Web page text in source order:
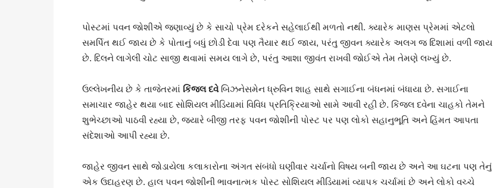
પોસ્ટમાં પવન જોશીએ જણાવ્યું છે કે સાચો પ્રેમ દરેકને સહેલાઈથી મળતો નથી. ક્યારેક માણસ પ્રેમમાં એટલો
સમર્પિત થઈ જાય છે કે પોતાનું બધું છોડી દેવા પણ તૈયાર થઈ જાય, પરંતુ જીવન ક્યારેક અલગ જ દિશામાં વળી જાય
છે. દિલને લાગેલી ચોટ સાજી થવામાં સમય લાગે છે, પરંતુ આશા જીવંત રાખવી જોઈએ તેમ તેમણે લખ્યું છે.
ઉલ્લેખનીય છે કે તાજેતરમાં કિંજલ દવેબિઝનેસમેન ધ્રુવિન શાહ સાથે સગાઈના બંધનમાં બંધાયા છે. સગાઈના
સમાચાર જાહેર થયા બાદ સોશિયલ મીડિયામાં વિવિધ પ્રતિક્રિયાઓ સામે આવી રહી છે. કિંજલ દવેના ચાહકો તેમને
શુભેચ્છાઓ પાઠવી રહ્યા છે, જ્યારે બીજી તરફ પવન જોશીની પોસ્ટ પર પણ લોકો સહાનુભૂતિ અને હિંમત આપતા
સંદેશાઓ આપી રહ્યા છે.
જાહેર જીવન સાથે જોડાયેલા કલાકારોના અંગત સંબંધો ઘણીવાર ચર્ચાનો વિષય બની જાય છે અને આ ઘટના પણ તેનું
એક ઉદાહરણ છે. હાલ પવન જોશીની ભાવનાત્મક પોસ્ટ સોશિયલ મીડિયામાં વ્યાપક ચર્ચામાં છે અને લોકો વચ્ચે